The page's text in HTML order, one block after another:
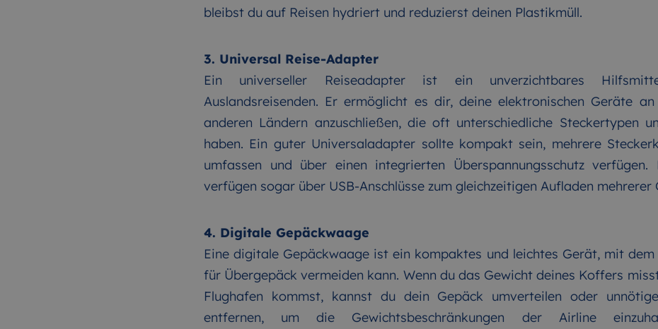
bleibst du auf Reisen hydriert und reduzierst deinen Plastikmüll.
3. Universal Reise-Adapter
Ein universeller Reiseadapter ist ein unverzichtbares
Auslandsreisenden. Er ermöglicht es dir, deine elektronischen Geräte
anderen Ländern anzuschließen, die oft unterschiedliche Steckertypen
haben. Ein guter Universaladapter sollte kompakt sein, mehrere
umfassen und über einen integrierten Überspannungsschutz verfügen.
verfügen sogar über USB-Anschlüsse zum gleichzeitigen Aufladen mehrerer
4. Digitale Gepäckwaage
Eine digitale Gepäckwaage ist ein kompaktes und leichtes Gerät, mit dem
für Übergepäck vermeiden kann. Wenn du das Gewicht deines Koffers
Flughafen kommst, kannst du dein Gepäck umverteilen oder
entfernen, um die Gewichtsbeschränkungen der Airline